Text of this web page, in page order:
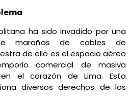
ha sido invadido por una
marañas de cables de
de ello es el espacio aéreo
comercial de masiva
el corazón de Lima. Esta
diversos derechos de los